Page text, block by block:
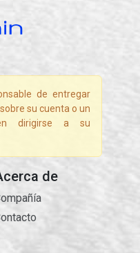
de entregar
su cuenta o un
dirigirse a su
de